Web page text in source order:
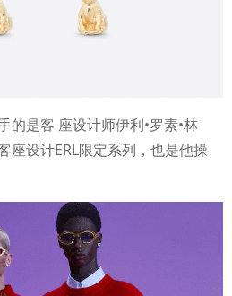
的是客 座设计师伊利•罗素•林
座设计ERL限定系列，也是他操